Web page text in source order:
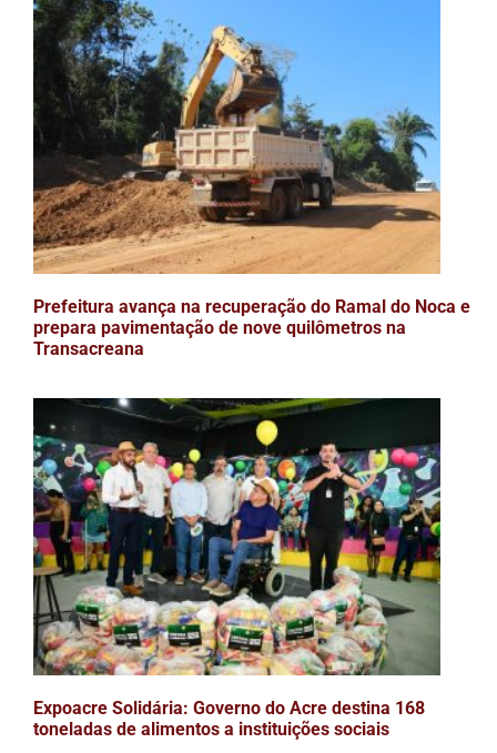
Prefeitura avança na recuperação do Ramal do Noca e
prepara pavimentação de nove quilômetros na
Transacreana
Expoacre Solidária: Governo do Acre destina 168
toneladas de alimentos a instituições sociais